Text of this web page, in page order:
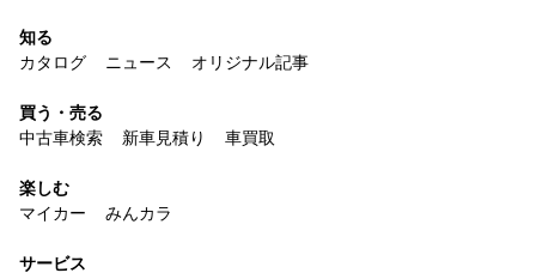
知る
カタログ
ニュース オリジナル記事
買う・売る
中古車検索
新車見積り 車買取
楽しむ
マイカー
みんカラ
サービス